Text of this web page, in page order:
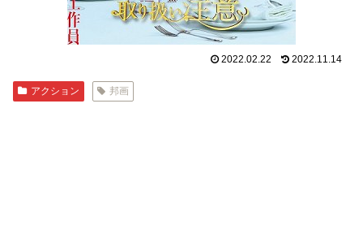
2022.02.22 2022.11.14
アクション 邦画